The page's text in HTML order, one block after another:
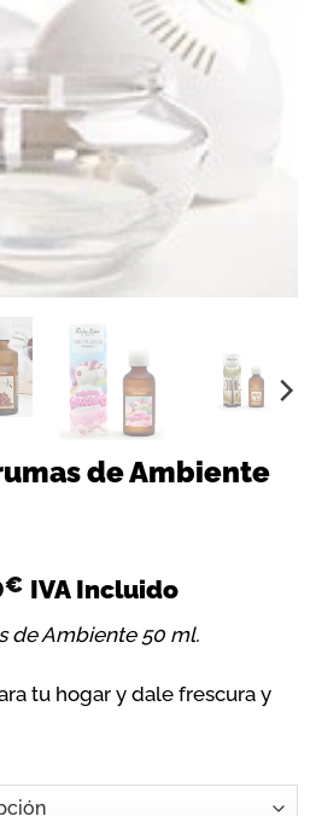
de Ambiente
€Rango
de
precios:
desde
11,00€
IVA Incluido
de Ambiente 50 ml.
tu hogar y dale frescura y